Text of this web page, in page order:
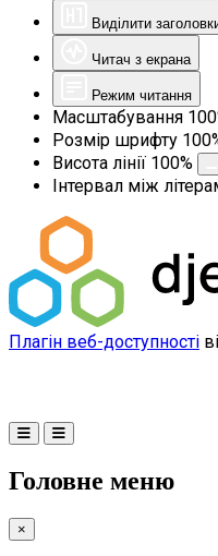
Виділити
Читач з екрана
Режим читання
Масштабування 100
Розмір шрифту 100
Висота лінії 100%
Інтервал між
Плагін веб-доступності
Головне меню
×